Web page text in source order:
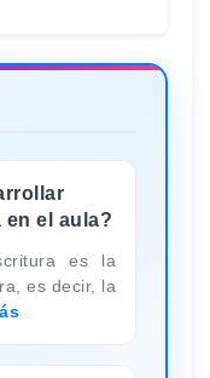
el aula?
es la
es decir, la